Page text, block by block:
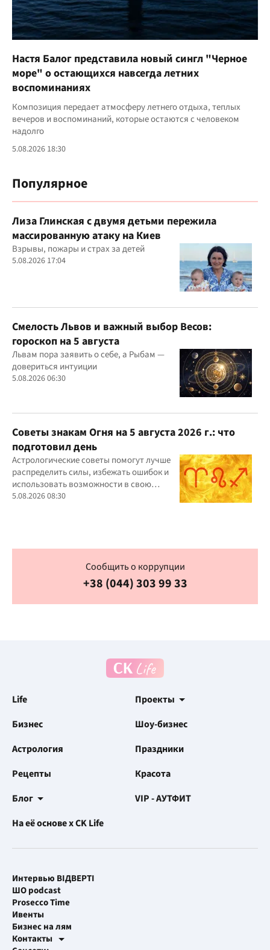
Настя Балог представила новый сингл "Черное
море" о остающихся навсегда летних
воспоминаниях
Композиция передает атмосферу летнего отдыха, теплых
вечеров и воспоминаний, которые остаются с человеком
надолго
5.08.2026 18:30
Популярное
Лиза Глинская с двумя детьми пережила
массированную атаку на Киев
Взрывы, пожары и страх за детей
5.08.2026 17:04
Смелость Львов и важный выбор Весов:
гороскоп на 5 августа
Львам пора заявить о себе, а Рыбам —
довериться интуиции
5.08.2026 06:30
Советы знакам Огня на 5 августа 2026 г.: что
подготовил день
Астрологические советы помогут лучше
распределить силы, избежать ошибок и
использовать возможности в свою
пользу
5.08.2026 08:30
Сообщить о коррупции
+38 (044) 303 99 33
Life
Проекты
Бизнес
Шоу-бизнес
Астрология
Праздники
Рецепты
Красота
Блог
VIP - АУТФИТ
На её основе x CK Life
Интервью ВІДВЕРТІ
ШО podcast
Prosecco Time
Ивенты
Бизнес на лям
Контакты